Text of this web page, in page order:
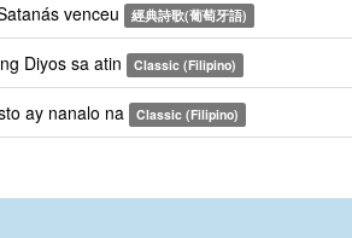
venceu 經典詩歌(葡萄牙語)
Diyos sa atin Classic (Filipino)
ay nanalo na Classic (Filipino)